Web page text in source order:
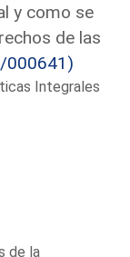
y como se
de las
000641)
Integrales
de la